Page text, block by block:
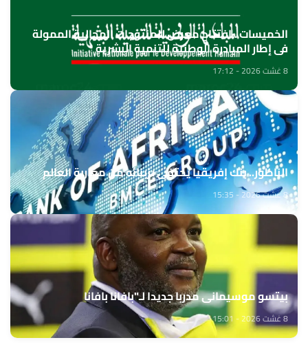
الخميسات ..افتتاح معرض للمنتوجات المجالية الممولة
في إطار المبادرة الوطنية للتنمية البشرية
8 غشت 2026 - 17:12
الناظور.. بنك إفريقيا يحتفي بزبنائه من مغاربة العالم
8 غشت 2026 - 15:35
بيتسو موسيماني مدربا جديدا لـ"بافانا بافانا
8 غشت 2026 - 15:01